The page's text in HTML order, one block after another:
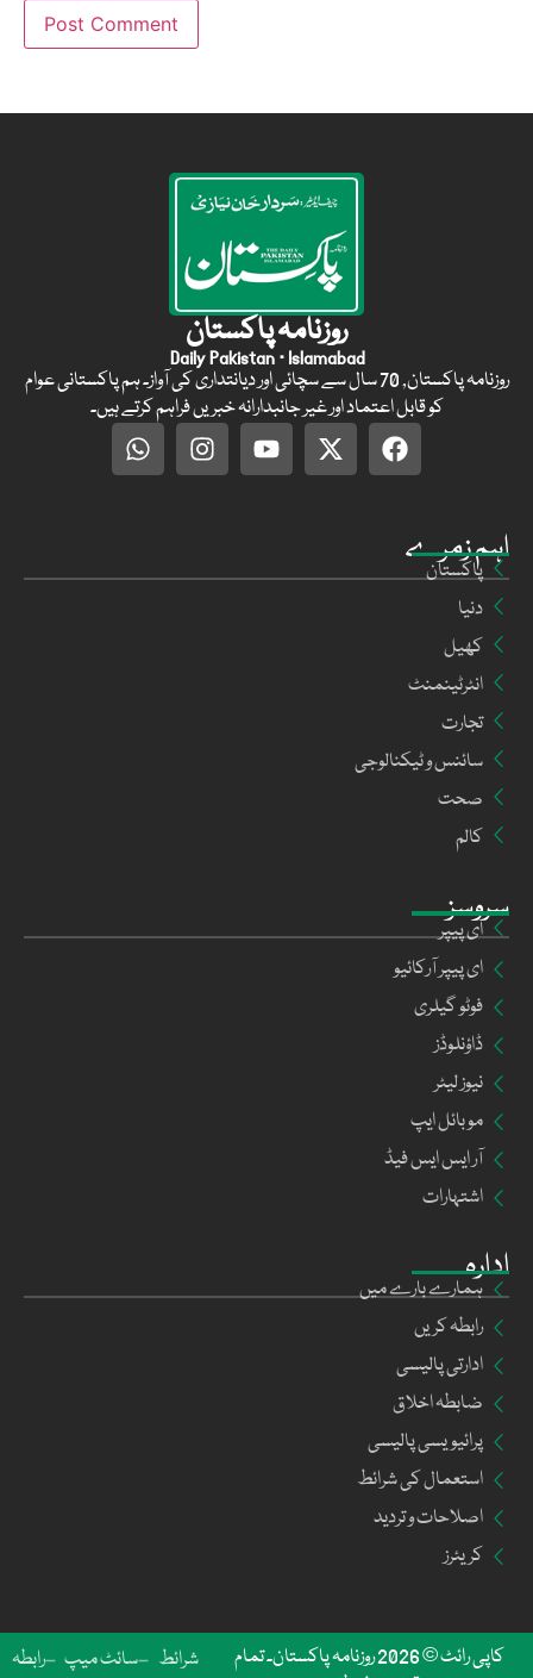
ادارہ
ہمارے بارے میں
رابطہ کریں
ادارتی پالیسی
ضابطہ اخلاق
پرائیویسی پالیسی
استعمال کی شرائط
اصلاحات و تردید
کریئرز
سروسز
ای پیپر
ای پیپر آرکائیو
فوٹو گیلری
ڈاؤنلوڈز
نیوز لیٹر
موبائل ایپ
آر ایس ایس فیڈ
اشتہارات
اہم زمرے
پاکستان
دنیا
کھیل
انٹرٹینمنٹ
تجارت
سائنس و ٹیکنالوجی
صحت
کالم
روزنامہ پاکستان
Daily Pakistan · Islamabad
روزنامہ پاکستان, 70 سال سے سچائی اور دیانتداری کی آواز۔ ہم پاکستانی عوام
کو قابل اعتماد اور غیر جانبدارانہ خبریں فراہم کرتے ہیں۔
رابطہ سائٹ میپ شرائط
کاپی رائٹ © 2026 روزنامہ پاکستان۔ تمام